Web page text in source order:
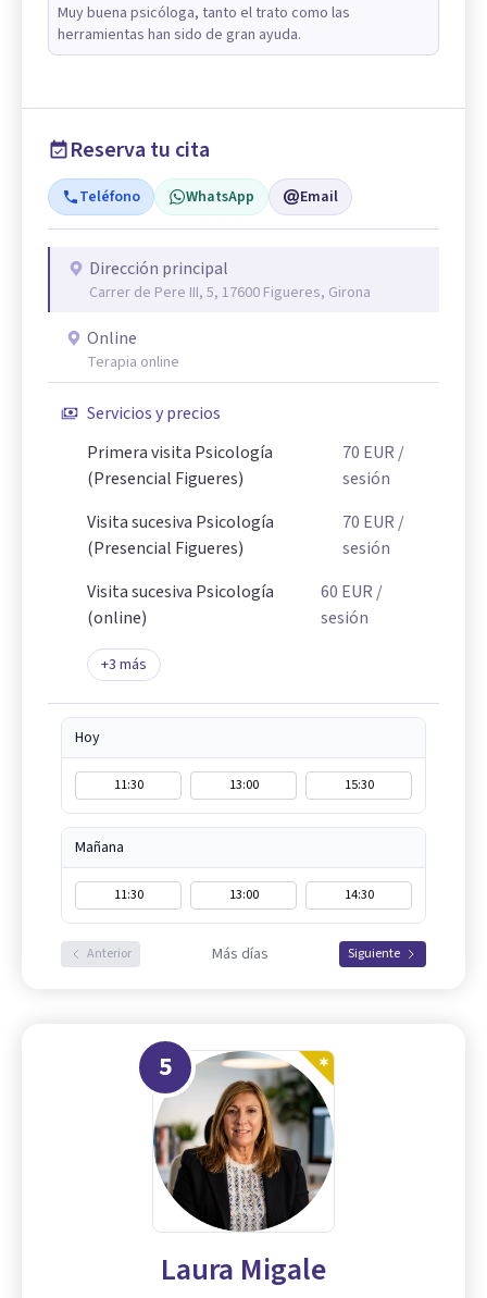
Muy buena psicóloga, tanto el trato como las
herramientas han sido de gran ayuda.
Reserva tu cita
Teléfono WhatsApp Email
Dirección principal
Carrer de Pere III, 5, 17600 Figueres, Girona
Online
Terapia online
Servicios y precios
Primera visita Psicología
(Presencial Figueres)
70 EUR /
sesión
Visita sucesiva Psicología
(Presencial Figueres)
70 EUR /
sesión
Visita sucesiva Psicología
(online)
60 EUR /
sesión
+3 más
Hoy
11:30 13:00 15:30
Mañana
11:30 13:00 14:30
Anterior Más días Siguiente
5
Laura Migale